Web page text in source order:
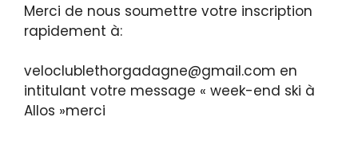
Merci de nous soumettre votre inscription
rapidement à:
veloclublethorgadagne@gmail.com en
intitulant votre message « week-end ski à
Allos »merci